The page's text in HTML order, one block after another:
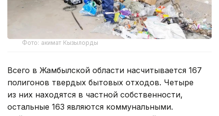
Фото: акимат Кызылорды
Всего в Жамбылской области насчитывается 167
полигонов твердых бытовых отходов. Четыре
из них находятся в частной собственности,
остальные 163 являются коммунальными.